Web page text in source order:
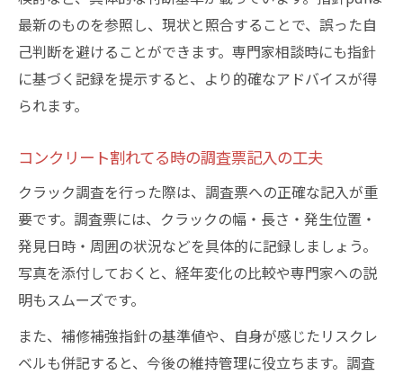
最新のものを参照し、現状と照合することで、誤った自
己判断を避けることができます。専門家相談時にも指針
に基づく記録を提示すると、より的確なアドバイスが得
られます。
コンクリート割れてる時の調査票記入の工夫
クラック調査を行った際は、調査票への正確な記入が重
要です。調査票には、クラックの幅・長さ・発生位置・
発見日時・周囲の状況などを具体的に記録しましょう。
写真を添付しておくと、経年変化の比較や専門家への説
明もスムーズです。
また、補修補強指針の基準値や、自身が感じたリスクレ
ベルも併記すると、今後の維持管理に役立ちます。調査